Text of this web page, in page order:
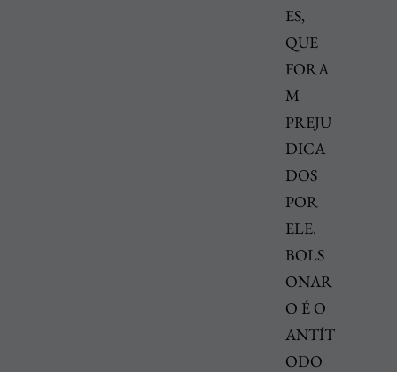
ES,
QUE
FORA
M
PREJU
DICA
DOS
POR
ELE.
BOLS
ONAR
O É O
ANTÍT
ODO